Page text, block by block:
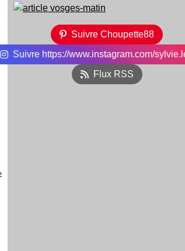
Suivre Choupette88
Suivre https://www.instagram.com/
Flux RSS